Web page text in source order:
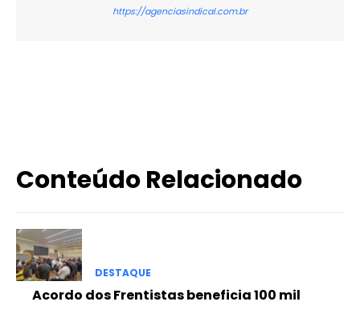
https://agenciasindical.com.br
Conteúdo Relacionado
DESTAQUE
Acordo dos Frentistas beneficia 100 mil